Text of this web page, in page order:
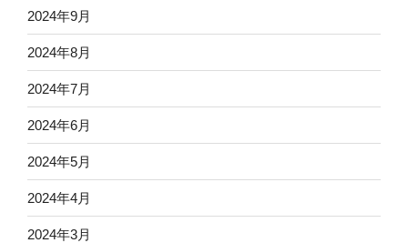
2024年9月
2024年8月
2024年7月
2024年6月
2024年5月
2024年4月
2024年3月